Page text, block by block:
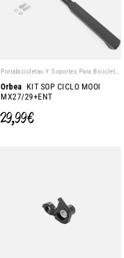
Portabicicletas Y Soportes Para Bicicletas
Orbea KIT SOP CICLO MOOI
MX27/29+ENT
29,99 €